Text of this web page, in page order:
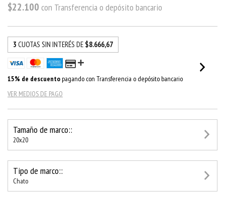
$22.100 con Transferencia o depósito bancario
3 CUOTAS SIN INTERÉS DE $8.666,67
15% de descuentopagando con Transferencia o depósito bancario
VER MEDIOS DE PAGO
Tamaño de marco::
20x20
Tipo de marco::
Chato